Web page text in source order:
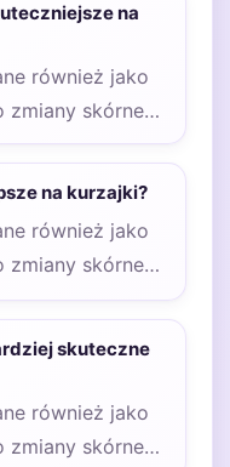
na
również jako
zmiany skórne
wirusy z
na kurzajki?
również jako
zmiany skórne
wirus HPV.
skuteczne
również jako
zmiany skórne